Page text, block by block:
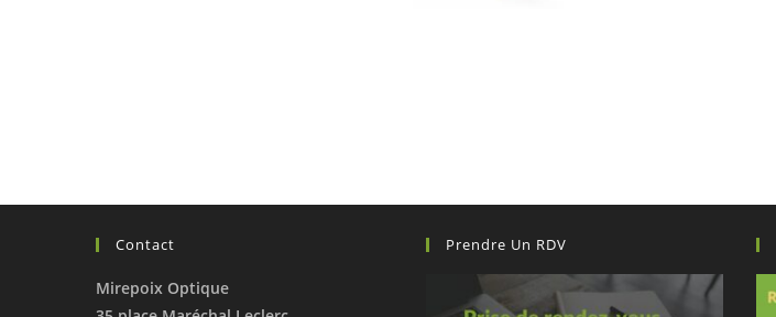
Contact
Mirepoix Optique
Prendre Un RDV